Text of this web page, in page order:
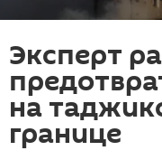
Эксперт
на
границе